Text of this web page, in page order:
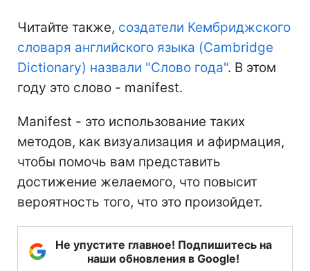
Читайте также, создатели Кембриджского
словаря английского языка (Cambridge
Dictionary) назвали "Слово года". В этом
году это слово - manifest.
Manifest - это использование таких
методов, как визуализация и афирмация,
чтобы помочь вам представить
достижение желаемого, что повысит
вероятность того, что это произойдет.
Не упустите главное! Подпишитесь на
наши обновления в Google!